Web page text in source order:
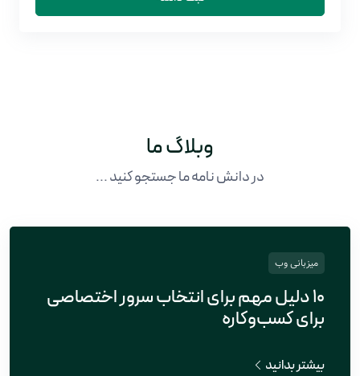
وبلاگ ما
در دانش نامه ما جستجو کنید ...
میزبانی وب
۱۰ دلیل مهم برای انتخاب سرور اختصاصی
برای کسب‌وکاره
بیشتر بدانید